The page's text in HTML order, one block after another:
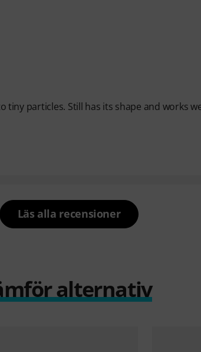
particles. Still has its shape and works
Läs alla recensioner
alternativ